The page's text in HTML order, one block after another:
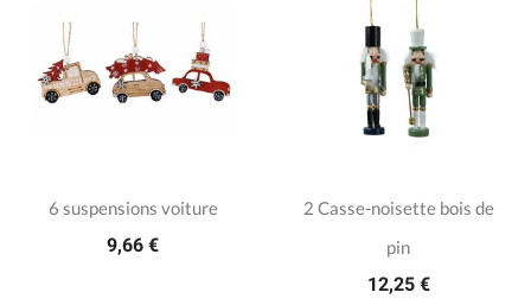
6 suspensions voiture
9,66 €
2 Casse-noisette bois de
pin
12,25 €